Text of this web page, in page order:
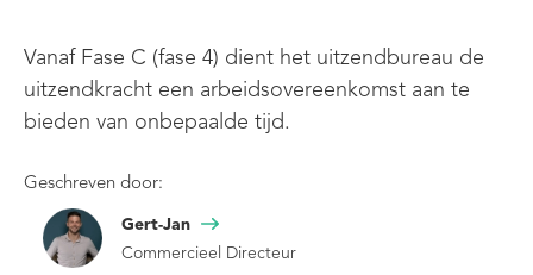
Vanaf Fase C (fase 4) dient het uitzendbureau de
uitzendkracht een arbeidsovereenkomst aan te
bieden van onbepaalde tijd.
Geschreven door:
Gert-Jan
Commercieel Directeur